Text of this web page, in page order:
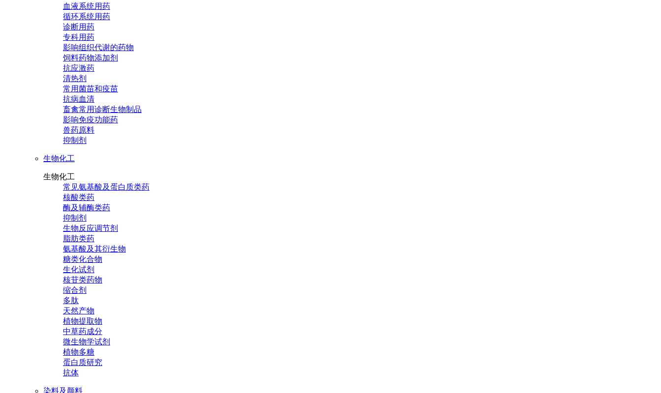
血液系统用药
循环系统用药
诊断用药
专科用药
影响组织代谢的药物
饲料药物添加剂
抗应激药
清热剂
常用菌苗和疫苗
抗病血清
畜禽常用诊断生物制品
影响免疫功能药
兽药原料
抑制剂
生物化工
生物化工
常见氨基酸及蛋白质类药
核酸类药
酶及辅酶类药
抑制剂
生物反应调节剂
脂肪类药
氨基酸及其衍生物
糖类化合物
生化试剂
核苷类药物
缩合剂
多肽
天然产物
植物提取物
中草药成分
微生物学试剂
植物多糖
蛋白质研究
抗体
染料及颜料